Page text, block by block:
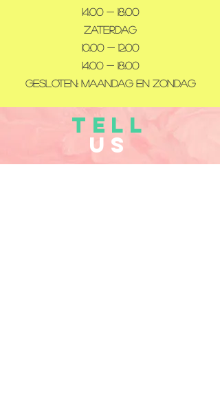
14:00 - 18:00
Zaterdag
10:00 - 12:00
14:00 - 18:00
Gesloten: maandag en zondag
TELL
US